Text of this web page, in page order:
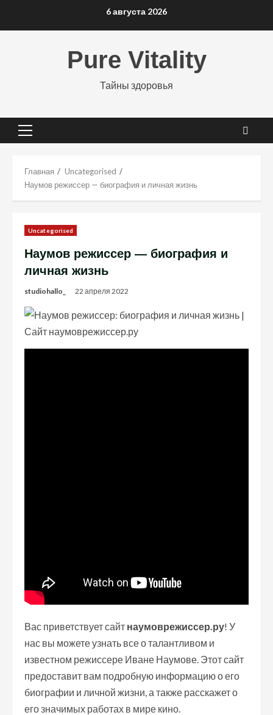
6 августа 2026
Pure Vitality
Тайны здоровья
Основное
Главная
Uncategorised
Наумов режиссер — биография и личная жизнь
Uncategorised
Наумов режиссер — биография и
личная жизнь
studiohallo_ 22 апреля 2022
Вас приветствует сайт наумоврежиссер.ру! У
нас вы можете узнать все о талантливом и
известном режиссере Иване Наумове. Этот сайт
предоставит вам подробную информацию о его
биографии и личной жизни, а также расскажет о
его значимых работах в мире кино.